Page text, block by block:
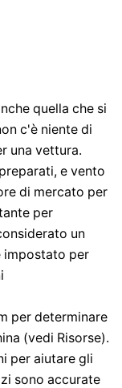
quella che si
c'è niente di
una vettura.
e vento
di mercato per
per
un
impostato per
per determinare
(vedi Risorse).
per aiutare gli
sono accurate